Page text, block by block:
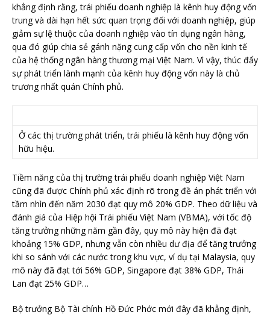
khẳng định rằng, trái phiếu doanh nghiệp là kênh huy động vốn
trung và dài hạn hết sức quan trọng đối với doanh nghiệp, giúp
giảm sự lệ thuộc của doanh nghiệp vào tín dụng ngân hàng,
qua đó giúp chia sẻ gánh nặng cung cấp vốn cho nền kinh tế
của hệ thống ngân hàng thương mại Việt Nam. Vì vậy, thúc đẩy
sự phát triển lành mạnh của kênh huy động vốn này là chủ
trương nhất quán Chính phủ.
Ở các thị trường phát triển, trái phiếu là kênh huy động vốn
hữu hiệu.
Tiềm năng của thị trường trái phiếu doanh nghiệp Việt Nam
cũng đã được Chính phủ xác định rõ trong đề án phát triển với
tầm nhìn đến năm 2030 đạt quy mô 20% GDP. Theo dữ liệu và
đánh giá của Hiệp hội Trái phiếu Việt Nam (VBMA), với tốc độ
tăng trưởng những năm gần đây, quy mô này hiện đã đạt
khoảng 15% GDP, nhưng vẫn còn nhiều dư địa để tăng trưởng
khi so sánh với các nước trong khu vực, ví dụ tại Malaysia, quy
mô này đã đạt tới 56% GDP, Singapore đạt 38% GDP, Thái
Lan đạt 25% GDP…
Bộ trưởng Bộ Tài chính Hồ Đức Phớc mới đây đã khẳng định,